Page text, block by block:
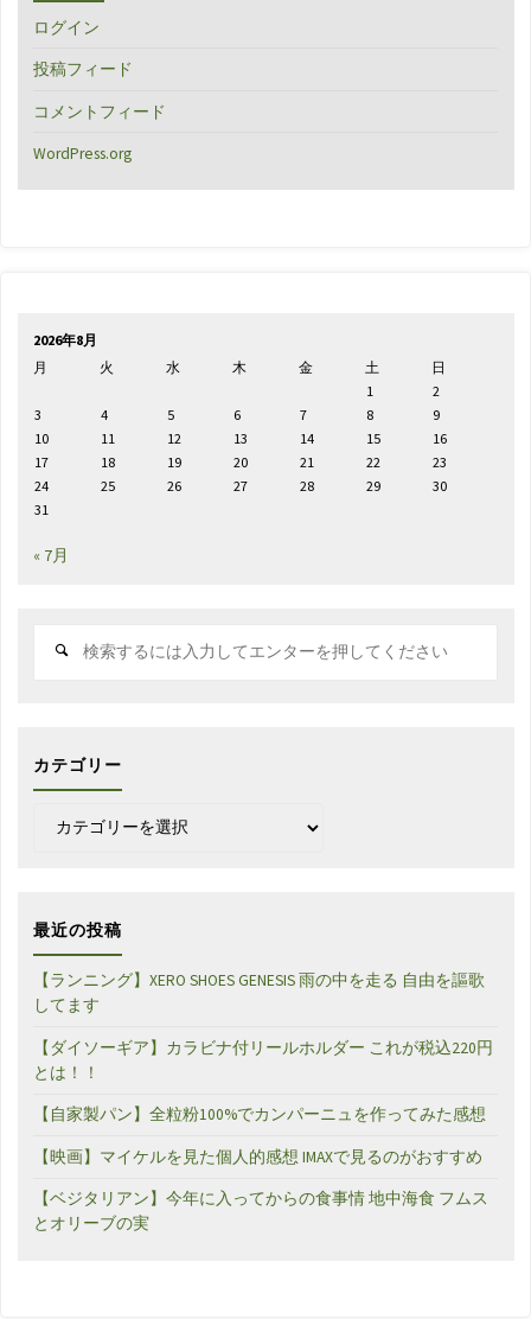
ログイン
投稿フィード
コメントフィード
WordPress.org
2026年8月
月
火 水 木 金 土
日
1
2
3
4 5 6 7 8
9
10
11 12 13 14 15
16
17
18 19 20 21 22
23
24
25 26 27 28 29
30
31
« 7月
カテゴリー
最近の投稿
【ランニング】XERO SHOES GENESIS 雨の中を走る 自由を謳歌
してます
【ダイソーギア】カラビナ付リールホルダー これが税込220円
とは！！
【自家製パン】全粒粉100%でカンパーニュを作ってみた感想
【映画】マイケルを見た個人的感想 IMAXで見るのがおすすめ
【ベジタリアン】今年に入ってからの食事情 地中海食 フムス
とオリーブの実